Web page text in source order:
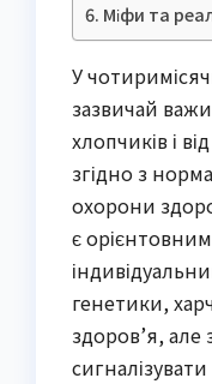
Міфи та
У
зазвичай
хлопчиків і
згідно з
охорони
є
генетики,
здоров’я, але